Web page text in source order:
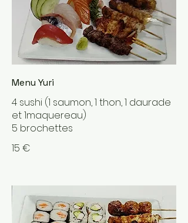
Menu Yuri
4 sushi (1 saumon, 1 thon, 1 daurade
et 1maquereau)
5 brochettes
15 €